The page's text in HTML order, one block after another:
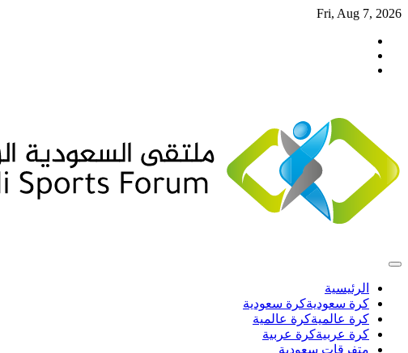
Skip
content
Fri, Aug 7, 2026
الرئيسية
كرة سعوديةكرة سعودية
كرة عالميةكرة عالمية
كرة عربيةكرة عربية
متفرقات سعودية